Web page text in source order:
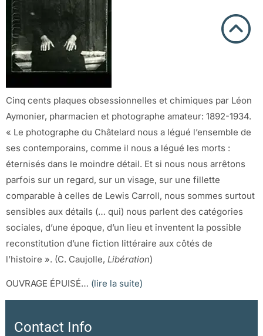
Cinq cents plaques obsessionnelles et chimiques par Léon
Aymonier, pharmacien et photographe amateur: 1892-1934.
« Le photographe du Châtelard nous a légué l’ensemble de
ses contemporains, comme il nous a légué les morts :
éternisés dans le moindre détail. Et si nous nous arrêtons
parfois sur un regard, sur un visage, sur une fillette
comparable à celles de Lewis Carroll, nous sommes surtout
sensibles aux détails (… qui) nous parlent des catégories
sociales, d’une époque, d’un lieu et inventent la possible
reconstitution d’une fiction littéraire aux côtés de
l’histoire ». (C. Caujolle, Libération)
OUVRAGE ÉPUISÉ… (lire la suite)
Contact Info